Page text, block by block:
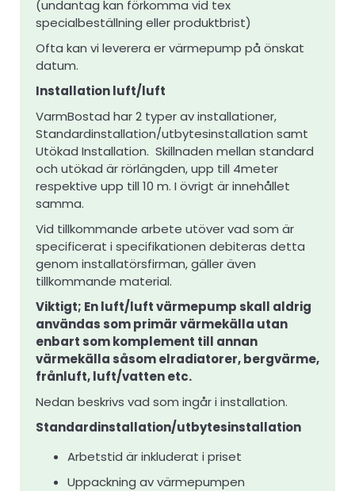
(undantag kan förkomma vid tex
specialbeställning eller produktbrist)
Ofta kan vi leverera er värmepump på önskat
datum.
Installation luft/luft
VarmBostad har 2 typer av installationer,
Standardinstallation/utbytesinstallation samt
Utökad Installation. Skillnaden mellan standard
och utökad är rörlängden, upp till 4meter
respektive upp till 10 m. I övrigt är innehållet
samma.
Vid tillkommande arbete utöver vad som är
specificerat i specifikationen debiteras detta
genom installatörsfirman, gäller även
tillkommande material.
Viktigt; En luft/luft värmepump skall aldrig
användas som primär värmekälla utan
enbart som komplement till annan
värmekälla såsom elradiatorer, bergvärme,
frånluft, luft/vatten etc.
Nedan beskrivs vad som ingår i installation.
Standardinstallation/utbytesinstallation
Arbetstid är inkluderat i priset
Uppackning av värmepumpen